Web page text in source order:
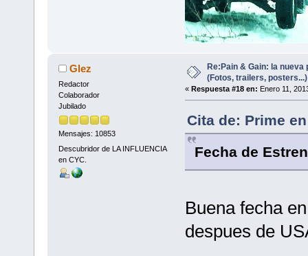
Glez
Redactor
Colaborador
Jubilado
Mensajes: 10853
Descubridor de LA INFLUENCIA
en CYC.
Re:Pain & Gain: la nueva
(Fotos, trailers, posters...)
« Respuesta #18 en: Enero 11,
Cita de: Prime
Fecha de
Buena fecha
despues de